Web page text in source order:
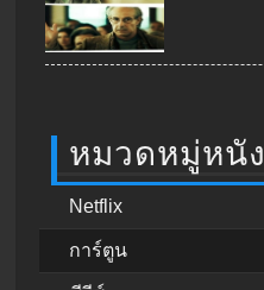
หมวดหมู่หนัง
Netflix
การ์ตูน